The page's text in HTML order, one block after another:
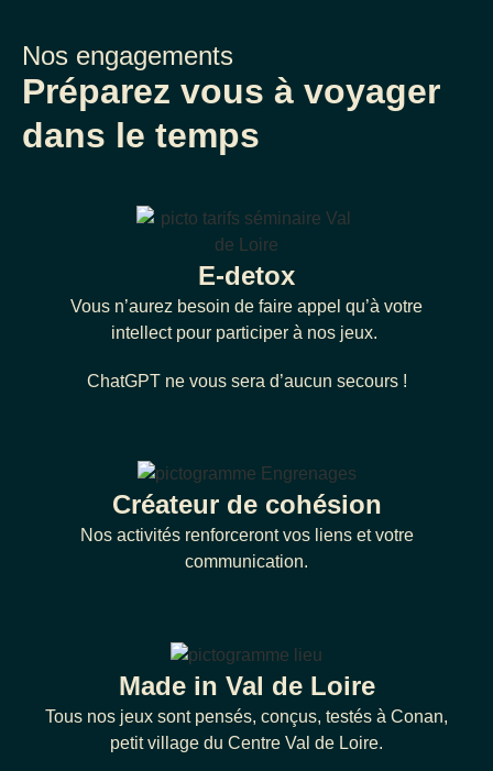
Nos engagements
Préparez vous à voyager
dans le temps
E-detox
Vous n’aurez besoin de faire appel qu’à votre
intellect pour participer à nos jeux.
ChatGPT ne vous sera d’aucun secours !
Créateur de cohésion
Nos activités renforceront vos liens et votre
communication.
Made in Val de Loire
Tous nos jeux sont pensés, conçus, testés à Conan,
petit village du Centre Val de Loire.